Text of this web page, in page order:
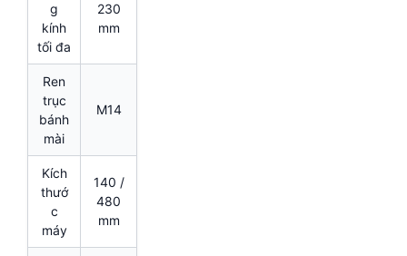
g
kính
tối đa
230
mm
Ren
trục
bánh
mài
M14
Kích
thướ
c
máy
140 /
480
mm